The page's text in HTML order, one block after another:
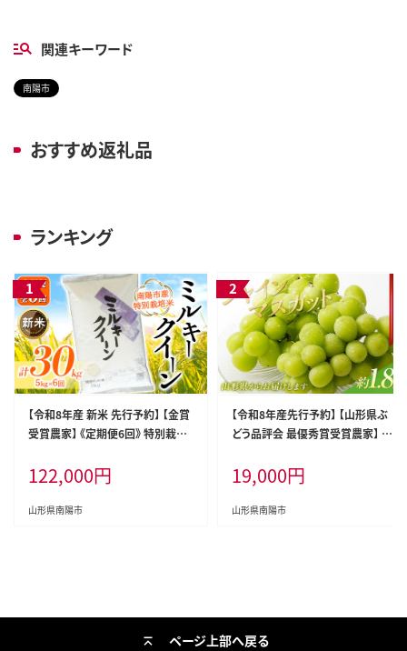
関連キーワード
南陽市
おすすめ返礼品
ランキング
【令和8年産 新米 先行予約】 【金賞
受賞農家】 《定期便6回》 特別栽培
《令和8年9月下旬～発送》 『あおき
ライスファーム』 [1614-R8]
122,000円
山形県南陽市
【令和8年産先行予約】 【山形県ぶ
どう品評会 最優秀賞受賞農家】 シ
秀) 《令和8年9月中旬～発送》 『青
木農園』 山形県 南陽市 [2027-R8]
19,000円
山形県南陽市
ページ上部へ戻る